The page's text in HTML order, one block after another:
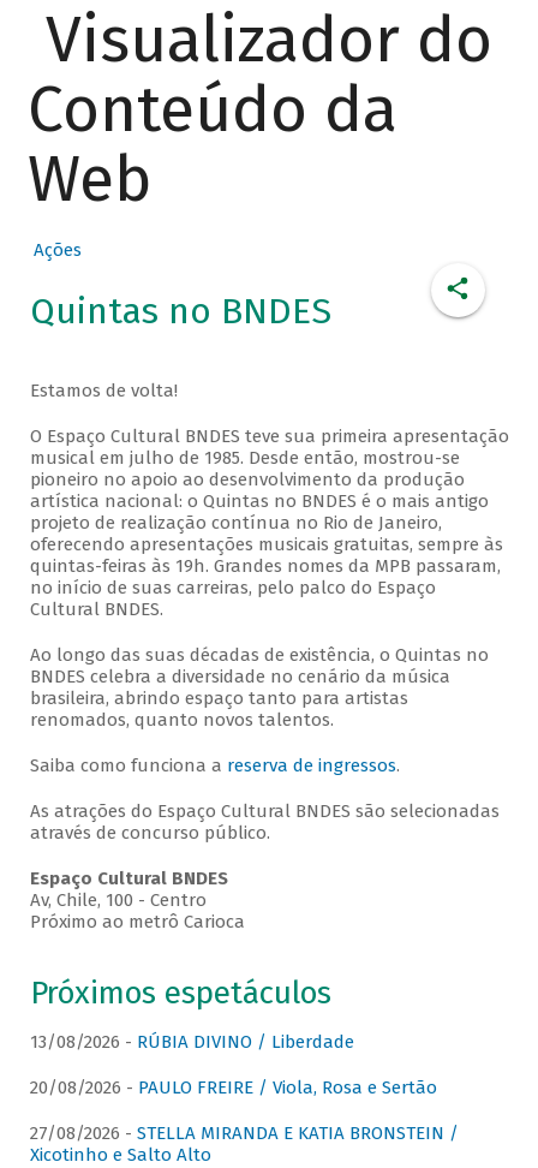
Visualizador do
Conteúdo da
Web
Ações
Quintas no BNDES
Estamos de volta!
O Espaço Cultural BNDES teve sua primeira apresentação
musical em julho de 1985. Desde então, mostrou-se
pioneiro no apoio ao desenvolvimento da produção
artística nacional: o Quintas no BNDES é o mais antigo
projeto de realização contínua no Rio de Janeiro,
oferecendo apresentações musicais gratuitas, sempre às
quintas-feiras às 19h. Grandes nomes da MPB passaram,
no início de suas carreiras, pelo palco do Espaço
Cultural BNDES.
Ao longo das suas décadas de existência, o Quintas no
BNDES celebra a diversidade no cenário da música
brasileira, abrindo espaço tanto para artistas
renomados, quanto novos talentos.
Saiba como funciona a reserva de ingressos.
As atrações do Espaço Cultural BNDES são selecionadas
através de concurso público.
Espaço Cultural BNDES
Av, Chile, 100 - Centro
Próximo ao metrô Carioca
Próximos espetáculos
13/08/2026 - RÚBIA DIVINO / Liberdade
20/08/2026 - PAULO FREIRE / Viola, Rosa e Sertão
27/08/2026 - STELLA MIRANDA E KATIA BRONSTEIN /
Xicotinho e Salto Alto